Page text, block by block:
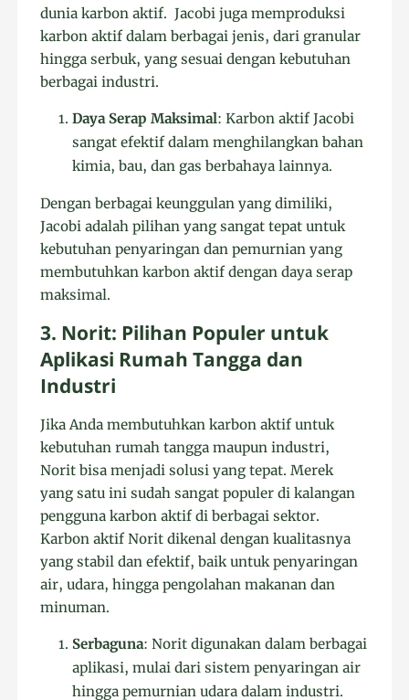
dunia karbon aktif. Jacobi juga memproduksi
karbon aktif dalam berbagai jenis, dari granular
hingga serbuk, yang sesuai dengan kebutuhan
berbagai industri.
Daya Serap Maksimal: Karbon aktif Jacobi
sangat efektif dalam menghilangkan bahan
kimia, bau, dan gas berbahaya lainnya.
Dengan berbagai keunggulan yang dimiliki,
Jacobi adalah pilihan yang sangat tepat untuk
kebutuhan penyaringan dan pemurnian yang
membutuhkan karbon aktif dengan daya serap
maksimal.
3. Norit: Pilihan Populer untuk
Aplikasi Rumah Tangga dan
Industri
Jika Anda membutuhkan karbon aktif untuk
kebutuhan rumah tangga maupun industri,
Norit bisa menjadi solusi yang tepat. Merek
yang satu ini sudah sangat populer di kalangan
pengguna karbon aktif di berbagai sektor.
Karbon aktif Norit dikenal dengan kualitasnya
yang stabil dan efektif, baik untuk penyaringan
air, udara, hingga pengolahan makanan dan
minuman.
Serbaguna: Norit digunakan dalam berbagai
aplikasi, mulai dari sistem penyaringan air
hingga pemurnian udara dalam industri.